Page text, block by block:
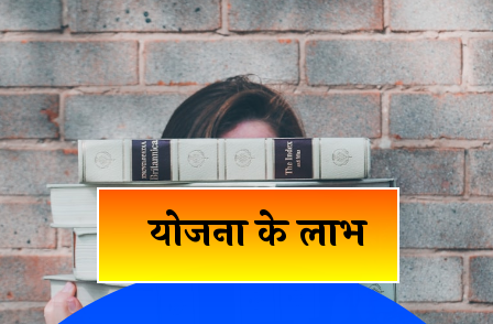
योजना के लाभ